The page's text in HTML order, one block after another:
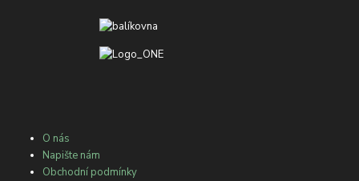
O nás
Napište nám
Obchodní podmínky